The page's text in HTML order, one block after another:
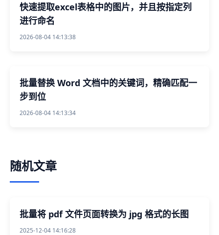
快速提取excel表格中的图片，并且按指定列
进行命名
2026-08-04 14:13:38
批量替换 Word 文档中的关键词，精确匹配一
步到位
2026-08-04 14:13:34
随机文章
批量将 pdf 文件页面转换为 jpg 格式的长图
2025-12-04 14:16:28